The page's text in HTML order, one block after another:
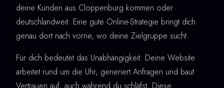
deine Kunden aus Cloppenburg kommen oder
deutschlandweit: Eine gute Online-Strategie bringt dich
genau dort nach vorne, wo deine Zielgruppe sucht.
Für dich bedeutet das Unabhängigkeit. Deine Website
arbeitet rund um die Uhr, generiert Anfragen und baut
Vertrauen auf, auch während du schläfst. Diese